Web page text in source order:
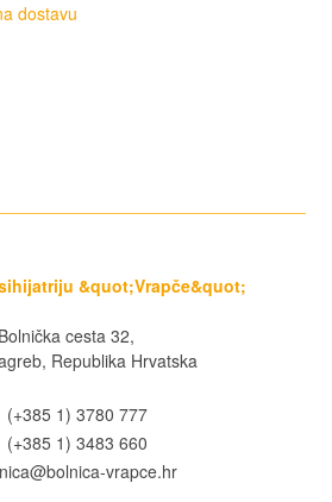
dostavu
Bolnička cesta 32,
Republika Hrvatska
(+385 1) 3780 777
(+385 1) 3483 660
vrapce.hr